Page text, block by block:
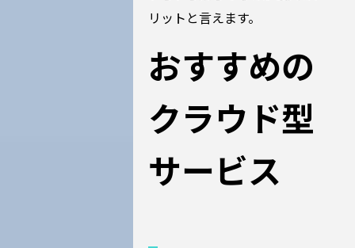
リットと言えます。
おすすめの
クラウド型
サービス